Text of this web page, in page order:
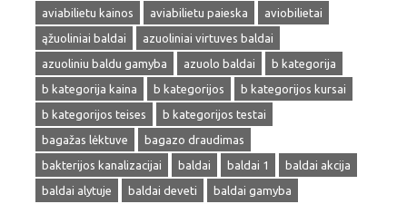
aviabilietu kainos
aviabilietu paieska
aviobilietai
ąžuoliniai baldai
azuoliniai virtuves baldai
azuoliniu baldu gamyba
azuolo baldai
b kategorija
b kategorija kaina
b kategorijos
b kategorijos kursai
b kategorijos teises
b kategorijos testai
bagažas lėktuve
bagazo draudimas
bakterijos kanalizacijai
baldai baldai 1
baldai akcija
baldai alytuje
baldai deveti
baldai gamyba